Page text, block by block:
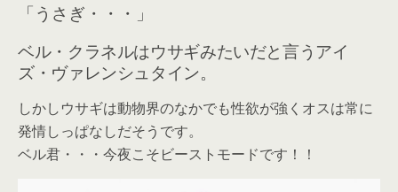
「うさぎ・・・」
ベル・クラネルはウサギみたいだと言うアイ
ズ・ヴァレンシュタイン。
しかしウサギは動物界のなかでも性欲が強くオスは常に
発情しっぱなしだそうです。
ベル君・・・今夜こそビーストモードです！！